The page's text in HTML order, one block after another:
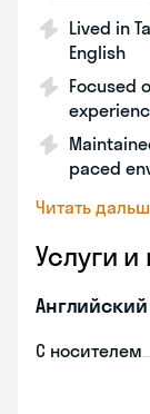
Lived in
English
Focused
paced
Читать
Услуги
С носителем